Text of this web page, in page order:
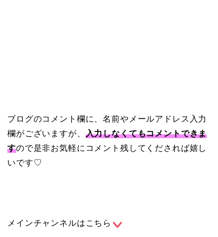
ブログのコメント欄に、名前やメールアドレス入力
欄がございますが、 入力しなくてもコメントできま
すので是非お気軽にコメント残してくだされば嬉し
いです♡
メインチャンネルはこちら